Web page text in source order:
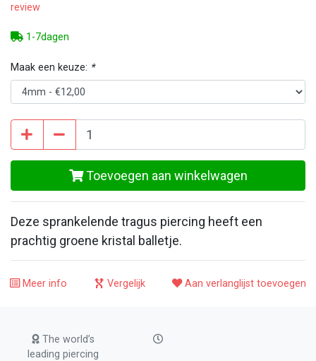
review
1-7dagen
Maak een keuze: *
Toevoegen aan winkelwagen
Deze sprankelende tragus piercing heeft een
prachtig groene kristal balletje.
Meer info Vergelijk Aan verlanglijst toevoegen
The world’s
leading piercing